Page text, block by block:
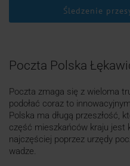
Śledzenie
Poczta Polska
Poczta zmaga się z wieloma
podołać coraz to
Polska ma długą przeszłość,
część mieszkańców kraju jest
najczęściej poprzez urzędy
wadze.